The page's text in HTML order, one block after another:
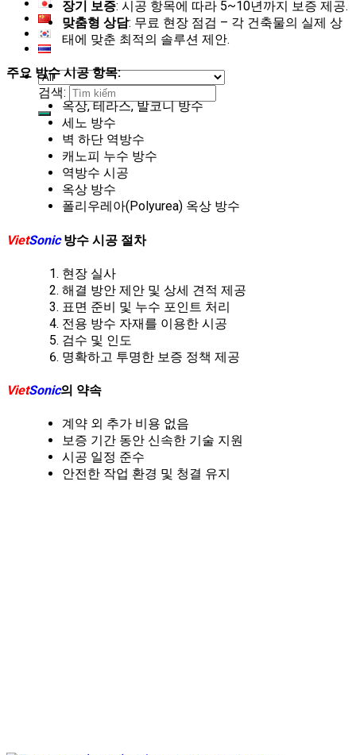
검색:
장기 보증: 시공 항목에 따라 5~10년까지 보증 제공.
맞춤형 상담: 무료 현장 점검 – 각 건축물의 실제 상
태에 맞춘 최적의 솔루션 제안.
주요 방수 시공 항목:
옥상, 테라스, 발코니 방수
세노 방수
벽 하단 역방수
캐노피 누수 방수
역방수 시공
옥상 방수
폴리우레아(Polyurea) 옥상 방수
VietSonic방수 시공 절차
현장 실사
해결 방안 제안 및 상세 견적 제공
표면 준비 및 누수 포인트 처리
전용 방수 자재를 이용한 시공
검수 및 인도
명확하고 투명한 보증 정책 제공
VietSonic의 약속
계약 외 추가 비용 없음
보증 기간 동안 신속한 기술 지원
시공 일정 준수
안전한 작업 환경 및 청결 유지